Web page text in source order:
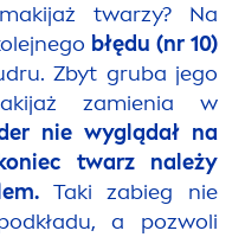
twarzy? Na
błędu (nr 10)
Zbyt gruba jego
zamienia w
nie wyglądał na
twarz należy
Taki zabieg nie
a pozwoli